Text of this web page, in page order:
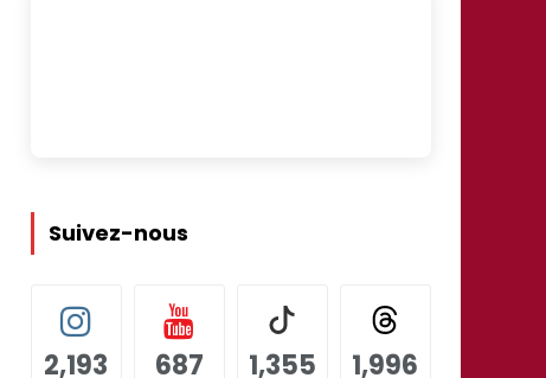
Suivez-nous
2,193 687 1,355 1,996